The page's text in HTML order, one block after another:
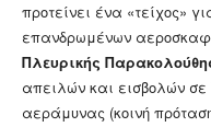
προτείνει ένα «τείχος»
επανδρωμένων
Πλευρικής
απειλών και εισβολών
αεράμυνας (κοινή